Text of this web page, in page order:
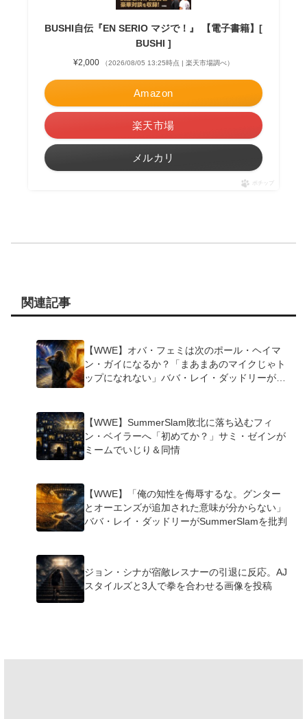
BUSHI自伝『EN SERIO マジで！』 【電子書籍】[
BUSHI ]
¥2,000 （2026/08/05 13:25時点 | 楽天市場調べ）
Amazon
楽天市場
メルカリ
ポチップ
関連記事
【WWE】オバ・フェミは次のポール・ヘイマ
ン・ガイになるか？「まあまあのマイクじゃト
ップになれない」ババ・レイ・ダッドリーが指
【WWE】SummerSlam敗北に落ち込むフィ
ン・ベイラーへ「初めてか？」サミ・ゼインが
ミームでいじり＆同情
【WWE】「俺の知性を侮辱するな。グンター
とオーエンズが追加された意味が分からない」
ババ・レイ・ダッドリーがSummerSlamを批判
ジョン・シナが宿敵レスナーの引退に反応。AJ
スタイルズと3人で拳を合わせる画像を投稿